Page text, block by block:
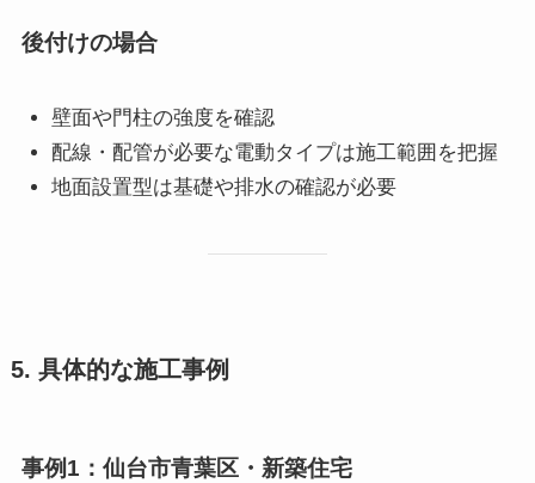
後付けの場合
壁面や門柱の強度を確認
配線・配管が必要な電動タイプは施工範囲を把握
地面設置型は基礎や排水の確認が必要
5. 具体的な施工事例
事例1：仙台市青葉区・新築住宅